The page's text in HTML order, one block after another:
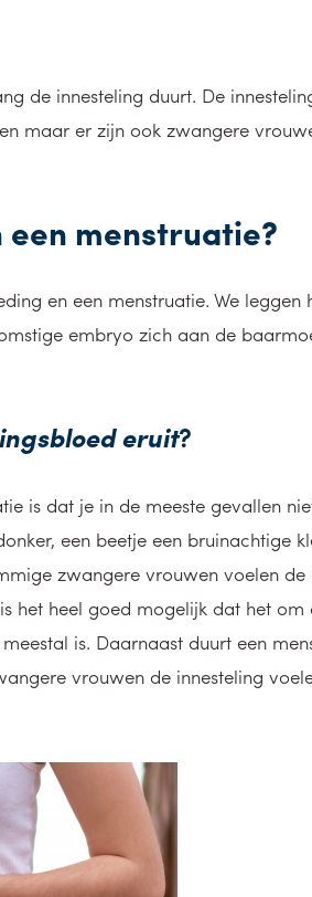
de innesteling duurt. De
maar er zijn ook zwangere
menstruatie?
en een menstruatie. We
embryo zich aan de
eruit?
is dat je in de meeste gevallen
een beetje een bruinachtige
zwangere vrouwen voelen de
het heel goed mogelijk dat het om
is. Daarnaast duurt een
vrouwen de innesteling